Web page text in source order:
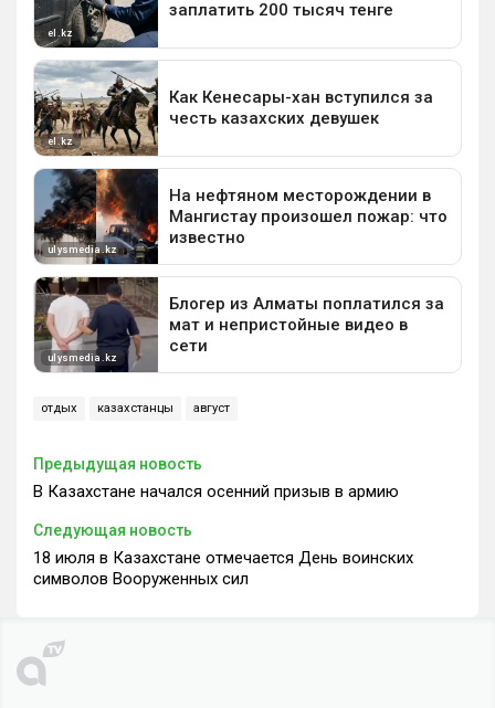
отдых казахстанцы август
Предыдущая новость
В Казахстане начался осенний призыв в армию
Следующая новость
18 июля в Казахстане отмечается День воинских
символов Вооруженных сил